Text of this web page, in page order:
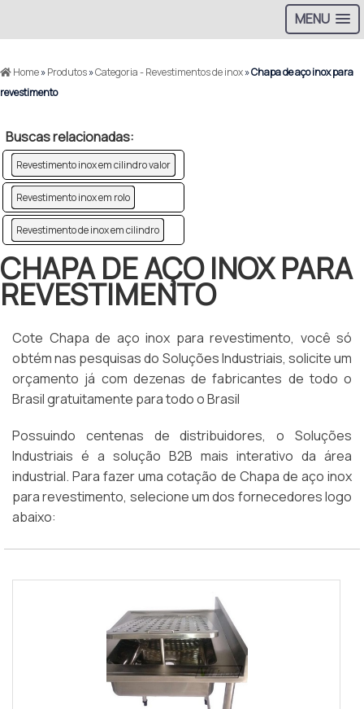
MENU
Home»Produtos»Categoria - Revestimentos de inox»Chapa de aço inox para
revestimento
Buscas relacionadas:
Revestimento inox em cilindro valor
Revestimento inox em rolo
Revestimento de inox em cilindro
CHAPA DE AÇO INOX PARA
REVESTIMENTO
Cote Chapa de aço inox para revestimento, você só
obtém nas pesquisas do Soluções Industriais, solicite um
orçamento já com dezenas de fabricantes de todo o
Brasil gratuitamente para todo o Brasil
Possuindo centenas de distribuidores, o Soluções
Industriais é a solução B2B mais interativo da área
industrial. Para fazer uma cotação de Chapa de aço inox
para revestimento, selecione um dos fornecedores logo
abaixo: